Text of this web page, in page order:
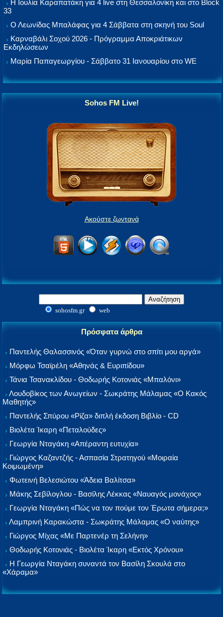
Η Ιουλία Καραπατάκη για 4 live στη Θεσσαλονίκη και στο Block
33
Ο Λεωνίδας Μπαλάφας για 4 Σάββατα στη σκηνή του Soul
Καρναβάλι Σοχού 2026 - Πρόγραμμα Αποκριάτικων
Εκδηλώσεων
Μαρία Παπαγεωργίου - Σάββατο 31 Ιανουαρίου στο WE
Sohos FM Live!
Ακούστε ζωντανά
sohosfm.gr web
Πρόσφατα άρθρα
Παντελής Θαλασσινός «Όταν γυρνώ στο σπίτι μου αργά»
Μόρφω Τσαϊρέλη «Αθηνάς & Ευριπίδου»
Τάνια Τσανακλίδου - Θοδωρής Κοτονιάς «Μπαλόνι»
Λουδοβίκος των Ανωγείων - Σωκράτης Μάλαμας «Ο Κακός
Μαθητής»
Παντελής Σπύρου «Ρίζα» διπλή έκδοση Βιβλίο - CD
Βιολέτα Ίκαρη «Πεταλούδες»
Γεωργία Νταγάκη «Aπέραντη ευτυχία»
Γιώργος Καζαντζής - Ασπασία Στρατηγού «Μοιραία
Κοιμωμένη»
Φωτεινή Βελεσιώτου «Άδεια Βαλίτσα»
Μάκης Σεβίλογλου - Βασίλης Λέκκας «Ναυαγός μονάχος»
Γεωργία Νταγάκη «Πώς να τον πούμε τον Έρωτα σήμερα;»
Λαμπρινή Καρακώστα - Σωκράτης Μάλαμας «Ο ναύτης»
Γιώργος Μίχας «Με Παρτενέρ τη Σελήνη»
Θοδωρής Κοτονιάς - Βιολέτα Ίκαρη «Εκτός Χρόνου»
Η Γεωργία Νταγάκη συναντά τον Βασίλη Σκουλά στο
«Χάραμα»